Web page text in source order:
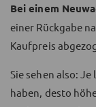
Bei einem
einer Rückgabe
Kaufpreis
Sie sehen also:
haben, desto